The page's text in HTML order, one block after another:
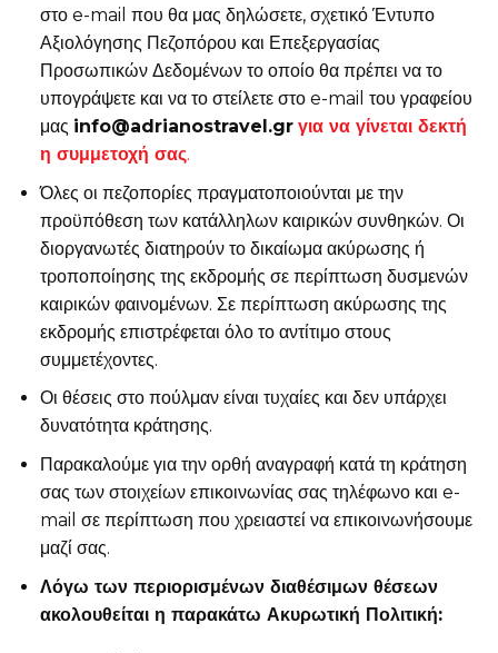
στο e-mail που θα μας δηλώσετε, σχετικό Έντυπο
Αξιολόγησης Πεζοπόρου και Επεξεργασίας
Προσωπικών Δεδομένων το οποίο θα πρέπει να το
υπογράψετε και να το στείλετε στο e-mail του γραφείου
μας info@adrianostravel.gr για να γίνεται δεκτή
η συμμετοχή σας.
Όλες οι πεζοπορίες πραγματοποιούνται με την
προϋπόθεση των κατάλληλων καιρικών συνθηκών. Οι
διοργανωτές διατηρούν το δικαίωμα ακύρωσης ή
τροποποίησης της εκδρομής σε περίπτωση δυσμενών
καιρικών φαινομένων. Σε περίπτωση ακύρωσης της
εκδρομής επιστρέφεται όλο το αντίτιμο στους
συμμετέχοντες.
Οι θέσεις στο πούλμαν είναι τυχαίες και δεν υπάρχει
δυνατότητα κράτησης.
Παρακαλούμε για την ορθή αναγραφή κατά τη κράτηση
σας των στοιχείων επικοινωνίας σας τηλέφωνο και e-
mail σε περίπτωση που χρειαστεί να επικοινωνήσουμε
μαζί σας.
Λόγω των περιορισμένων διαθέσιμων θέσεων
ακολουθείται η παρακάτω Ακυρωτική Πολιτική: